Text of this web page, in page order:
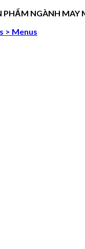
PHẨM NGÀNH MAY
> Menus